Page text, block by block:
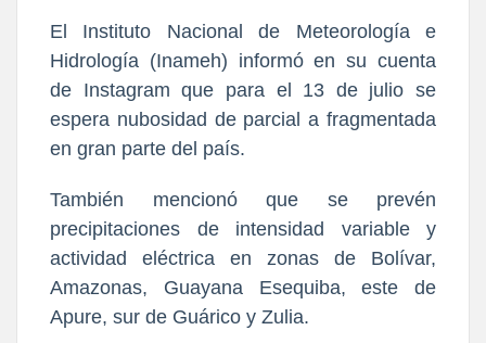
El Instituto Nacional de Meteorología e
Hidrología (Inameh) informóen su cuenta
de Instagram que para el 13 de julio se
espera nubosidad de parcial a fragmentada
en gran parte del país.
También mencionó que se prevén
precipitaciones de intensidad variable y
actividad eléctrica en zonas de Bolívar,
Amazonas, Guayana Esequiba, este de
Apure, sur de Guárico y Zulia.